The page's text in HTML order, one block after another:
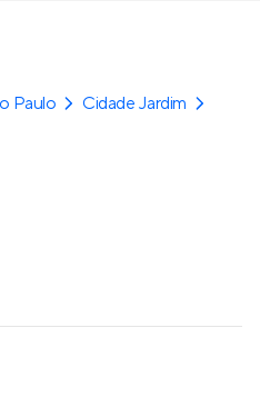
Paulo
Cidade Jardim